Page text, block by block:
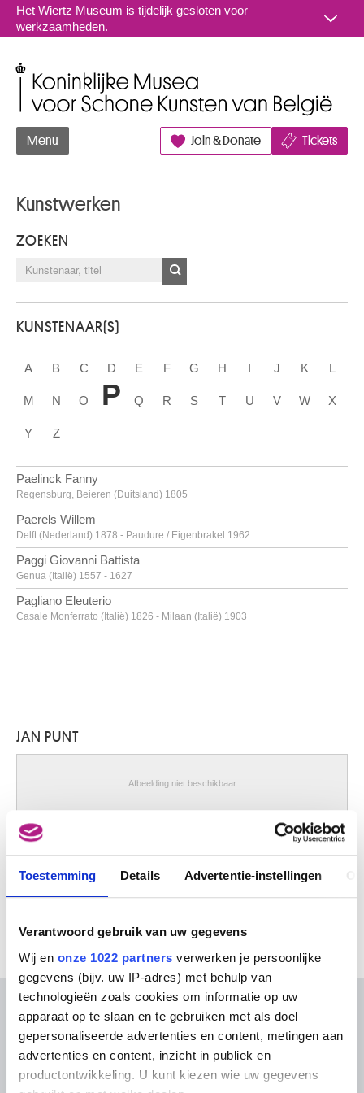
Toestemming Details Advertentie-instellingen
Verantwoord gebruik van uw gegevens
Wij en onze 1022 partners verwerken je persoonlijke
gegevens (bijv. uw IP-adres) met behulp van
technologieën zoals cookies om informatie op uw
apparaat op te slaan en te gebruiken met als doel
gepersonaliseerde advertenties en content, metingen aan
advertenties en content, inzicht in publiek en
productontwikkeling. U kunt kiezen wie uw gegevens
Naar inhoud
Het Wiertz Museum is tijdelijk gesloten voor
werkzaamheden.
Menu Join & Donate Tickets
Kunstwerken
ZOEKEN
KUNSTENAAR(S)
A B C D E F G H I J K L
M N O P Q R S T U V W X
Y Z
Paelinck Fanny
Regensburg, Beieren (Duitsland) 1805
Paerels Willem
Delft (Nederland) 1878 - Paudure / Eigenbrakel 1962
Paggi Giovanni Battista
Genua (Italië) 1557 - 1627
Pagliano Eleuterio
Casale Monferrato (Italië) 1826 - Milaan (Italië) 1903
Paduli (Italië) 1948
Leith (Schotland) 1602 - Amsterdam (Nederland) 1673
Palermo Blinky
Pallady Theodor
Iasi (Roemenië) 1871 - Boekarest (Roemenië) 1956
Palma il Giovane Jacopo
Venetië (Italië) 1548 - 1628
Palma Vecchio Jacopo
Serina (Italië) ca. 1480 - Venetië (Italië) 1528
Palmieri de Oude Pietro Giacomo
Bologna 1737 - Turijn 1804
Paludanus Guillielmus
Mechelen 1530 - Antwerpen 1579
Panamarenko
JAN PUNT
Afbeelding niet beschikbaar
Ontwerp voor de opdrachtprent in Guillaume de Maran, Opera Omnia,
1738
Jan Punt
OVER DE MUSEA
Veelgestelde vragen
Praktisch
Onderzoek
Bibliotheek